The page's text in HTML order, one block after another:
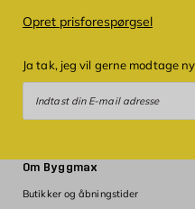
Opret prisforespørgsel
Ja tak, jeg vil gerne modtage
Om Byggmax
Butikker og åbningstider